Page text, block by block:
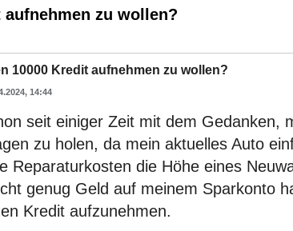
zu wollen?
10000 Kredit aufnehmen zu wollen?
14:44
seit einiger Zeit mit dem Gedanken,
zu holen, da mein aktuelles Auto
Reparaturkosten die Höhe eines
genug Geld auf meinem Sparkonto
Kredit aufzunehmen.